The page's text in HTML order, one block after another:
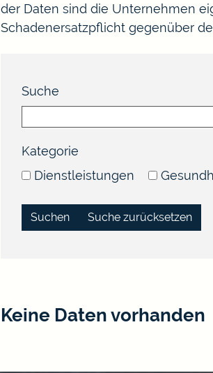
der Daten sind die Unternehmen
Schadenersatzpflicht gegenüber
Suche
Kategorie
Dienstleistungen
Suche zurücksetzen
Keine Daten vorhanden